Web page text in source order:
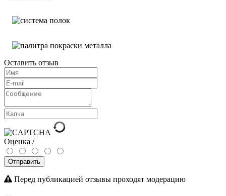
Оставить отзыв
Оценка /
Отправить
Перед публикацией отзывы проходят модерацию